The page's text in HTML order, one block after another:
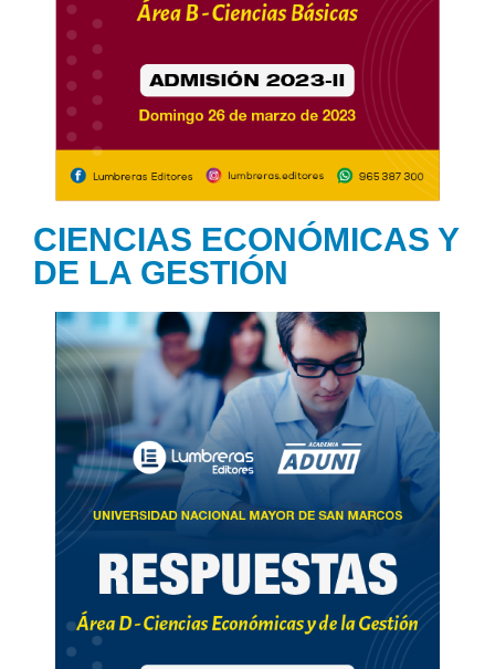
CIENCIAS ECONÓMICAS Y
DE LA GESTIÓN